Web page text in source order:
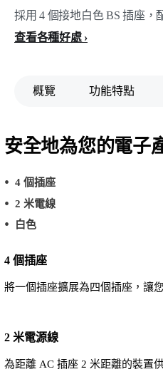
採用 4 個接地白色 BS 插座，
查看各種好處
概覽 功能特點
安全地為您的電子
4 個插座
2 米電線
白色
4 個插座
將一個插座擴展為四個插座，讓
2 米電源線
為距離 AC 插座 2 米距離的裝置